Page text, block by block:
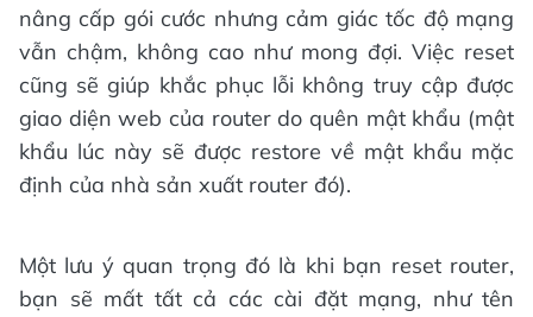
nâng cấp gói cước nhưng cảm giác tốc độ mạng
vẫn chậm, không cao như mong đợi. Việc reset
cũng sẽ giúp khắc phục lỗi không truy cập được
giao diện web của router do quên mật khẩu (mật
khẩu lúc này sẽ được restore về mật khẩu mặc
định của nhà sản xuất router đó).
Một lưu ý quan trọng đó là khi bạn reset router,
bạn sẽ mất tất cả các cài đặt mạng, như tên